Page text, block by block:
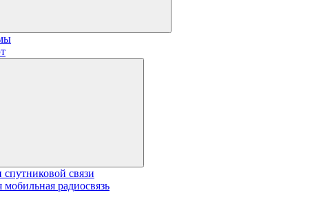
связи
радиосвязь